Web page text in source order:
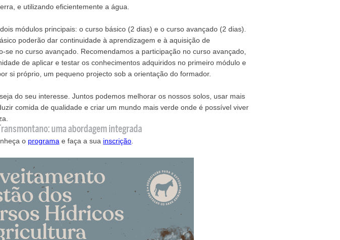
e utilizando eficientemente a água.
módulos principais: o curso básico (2 dias) e o curso avançado (2 dias).
poderão dar continuidade à aprendizagem e à aquisição de
se no curso avançado. Recomendamos a participação no curso avançado,
de aplicar e testar os conhecimentos adquiridos no primeiro módulo e
si próprio, um pequeno projecto sob a orientação do formador.
do seu interesse. Juntos podemos melhorar os nossos solos, usar mais
comida de qualidade e criar um mundo mais verde onde é possível viver
o programa e faça a sua inscrição
uma abordagem integrada